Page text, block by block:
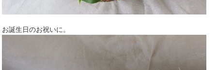
お誕生日のお祝いに。